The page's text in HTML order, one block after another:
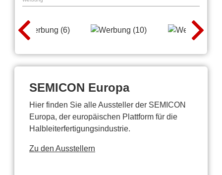
SEMICON Europa
Hier finden Sie alle Aussteller der SEMICON
Europa, der europäischen Plattform für die
Halbleiterfertigungsindustrie.
Zu den Ausstellern